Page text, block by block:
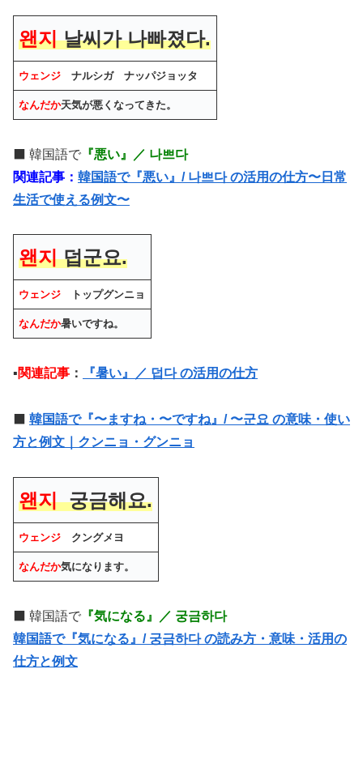
왠지날씨가 나빠졌다.
ウェンジ ナルシガ ナッパジョッタ
なんだか天気が悪くなってきた。
⬛️ 韓国語で 『悪い』／ 나쁘다
関連記事： 韓国語で『悪い』/ 나쁘다 の活用の仕方〜日常
生活で使える例文〜
왠지덥군요.
ウェンジ トップグンニョ
なんだか暑いですね。
▪️関連記事 ： 『暑い』／ 덥다 の活用の仕方
韓国語で『〜ますね・〜ですね』/ 〜군요 の意味・使い
方と例文｜クンニョ・グンニョ
왠지궁금해요.
ウェンジ クングメヨ
なんだか気になります。
⬛️ 韓国語で 『気になる』／ 궁금하다
韓国語で『気になる』/ 궁금하다 の読み方・意味・活用の
仕方と例文